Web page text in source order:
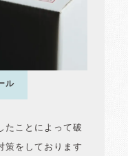
ル
たことによって破
策をしております